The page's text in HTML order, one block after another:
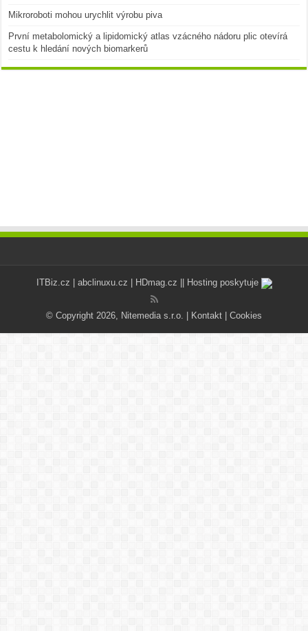
Mikroroboti mohou urychlit výrobu piva
První metabolomický a lipidomický atlas vzácného nádoru plic otevírá
cestu k hledání nových biomarkerů
ITBiz.cz abclinuxu.cz HDmag.cz || Hosting poskytuje
© Copyright 2026, Nitemedia s.r.o. | Kontakt Cookies